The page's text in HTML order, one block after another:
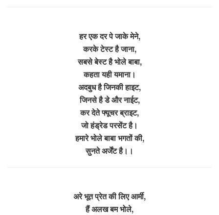
हर एक दर पे जाके मेने,
करके टेस्ट है जाना,
सबसे बेस्ट है भोले बाबा,
कहता यही यमाना।
अदबुध है जिनकी हाइट,
जिनसे है डे और नाईट,
कर देते फ्यूचर ब्राइट,
जो हंड्रेड परसेंट है।
हमारे भोले बाबा भगतों की,
सुनते अर्जेंट है।।
अरे भूत प्रेत की लिए आर्मी,
हैं अलख बम भोले,